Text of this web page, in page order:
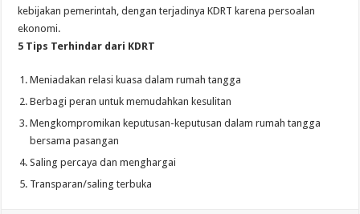
kebijakan pemerintah, dengan terjadinya KDRT karena persoalan
ekonomi.
5 Tips Terhindar dari KDRT
Meniadakan relasi kuasa dalam rumah tangga
Berbagi peran untuk memudahkan kesulitan
Mengkompromikan keputusan-keputusan dalam rumah tangga
bersama pasangan
Saling percaya dan menghargai
Transparan/saling terbuka